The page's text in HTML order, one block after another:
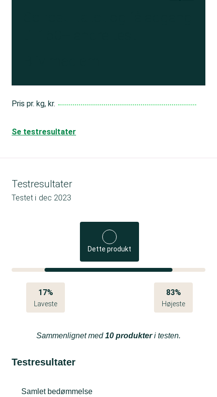
Pris pr. kg, kr.
Se testresultater
Testresultater
Testet i dec 2023
Dette produkt
17%
Laveste
83%
Højeste
Sammenlignet med10 produkteri testen.
Testresultater
Samlet bedømmelse